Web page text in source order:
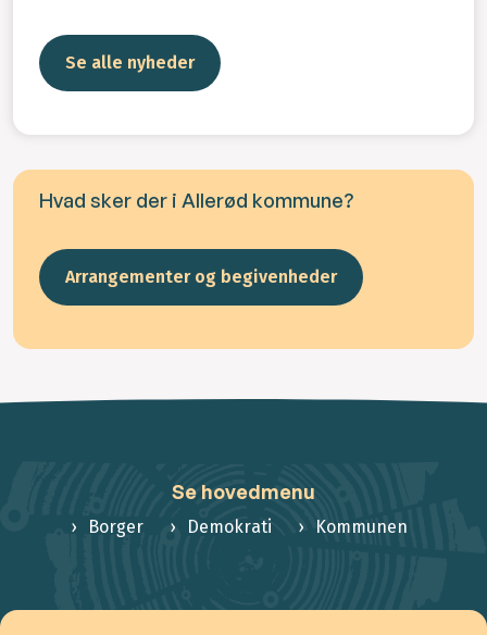
Se alle nyheder
Hvad sker der i Allerød kommune?
Arrangementer og begivenheder
Se hovedmenu
Borger Demokrati Kommunen